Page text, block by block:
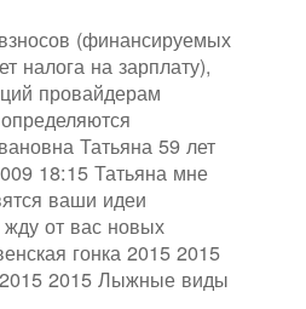
(финансируемых
налога на зарплату),
провайдерам
Татьяна 59 лет
18:15 Татьяна мне
ваши идеи
от вас новых
гонка 2015 2015
2015 Лыжные виды